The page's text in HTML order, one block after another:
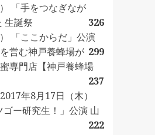
「手をつなぎなが
生誕祭
326
「ここからだ」公演
299
営む神戸養蜂場が
専門店【神戸養蜂場
237
年8月17日（木）
ー研究生！」公演 山
222